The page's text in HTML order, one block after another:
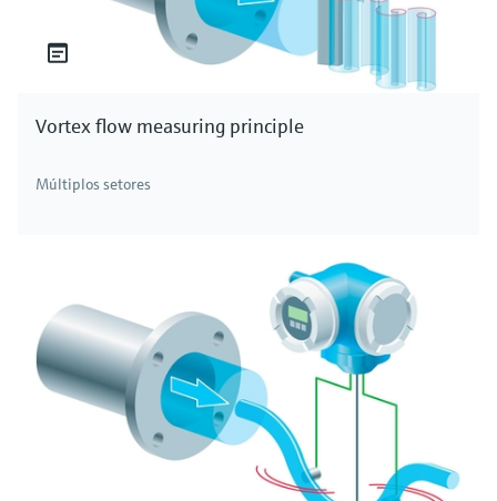
Vortex flow measuring principle
Múltiplos setores